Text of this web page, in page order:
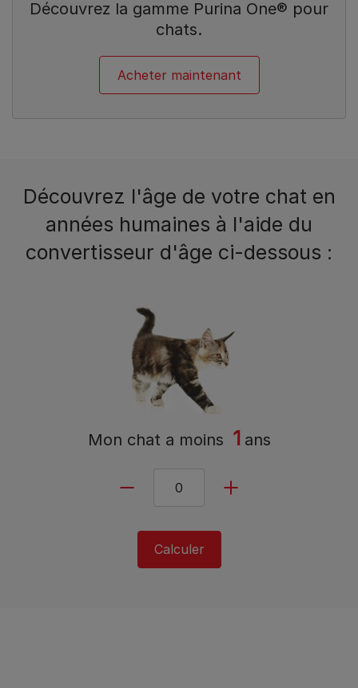
Découvrez la gamme Purina One® pour
chats.
Acheter maintenant
Découvrez l'âge de votre chat en
années humaines à l'aide du
convertisseur d'âge ci-dessous :
Mon chat a moins 1 ans
Calculer